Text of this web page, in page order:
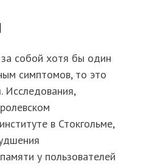
собой хотя бы один
симптомов, то это
Исследования,
в Стокгольме,
у пользователей